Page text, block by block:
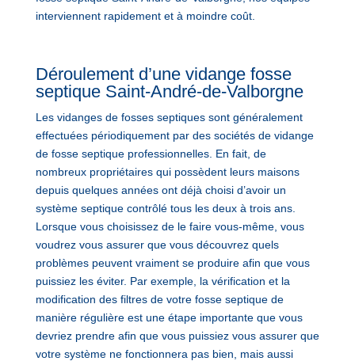
interviennent rapidement et à moindre coût.
Déroulement d’une vidange fosse
septique Saint-André-de-Valborgne
Les vidanges de fosses septiques sont généralement
effectuées périodiquement par des sociétés de vidange
de fosse septique professionnelles. En fait, de
nombreux propriétaires qui possèdent leurs maisons
depuis quelques années ont déjà choisi d’avoir un
système septique contrôlé tous les deux à trois ans.
Lorsque vous choisissez de le faire vous-même, vous
voudrez vous assurer que vous découvrez quels
problèmes peuvent vraiment se produire afin que vous
puissiez les éviter. Par exemple, la vérification et la
modification des filtres de votre fosse septique de
manière régulière est une étape importante que vous
devriez prendre afin que vous puissiez vous assurer que
votre système ne fonctionnera pas bien, mais aussi